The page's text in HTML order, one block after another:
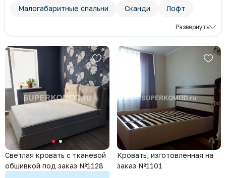
Малогабаритные спальни Сканди
Лофт
Развернуть
Светлая кровать с тканевой
обшивкой под заказ №1128
Кровать, изготовленная на
заказ №1101